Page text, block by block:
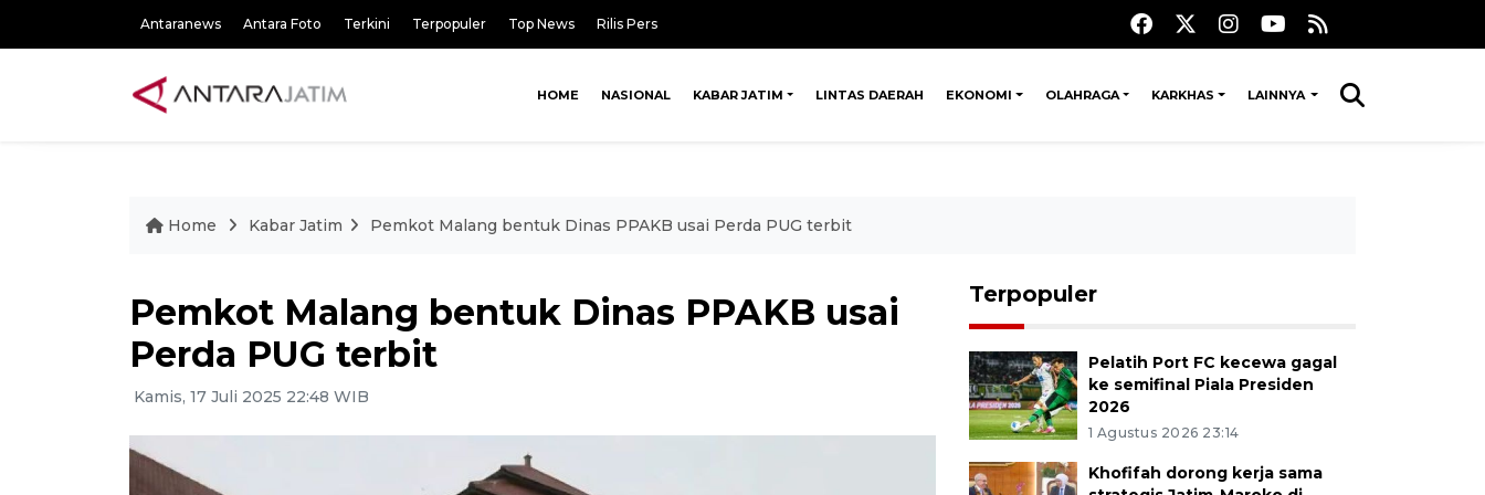
Antaranews Antara Foto Terkini Terpopuler Top News Rilis Pers
HOME NASIONAL KABAR JATIM LINTAS DAERAH EKONOMI OLAHRAGA KARKHAS LAINNYA
Home Kabar Jatim Pemkot Malang bentuk Dinas PPAKB usai Perda PUG terbit
Pemkot Malang bentuk Dinas PPAKB usai
Perda PUG terbit
Kamis, 17 Juli 2025 22:48 WIB
Terpopuler
Pelatih Port FC kecewa gagal
ke semifinal Piala Presiden
2026
1 Agustus 2026 23:14
Khofifah dorong kerja sama